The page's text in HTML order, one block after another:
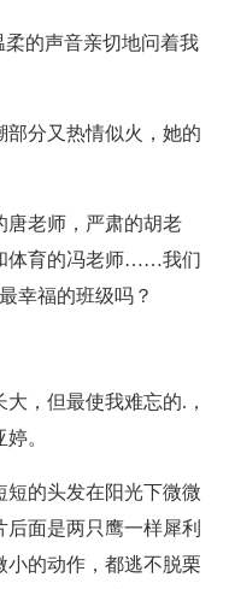
柔的声音亲切地问着我
部分又热情似火，她的
唐老师，严肃的胡老
体育的冯老师……我们
幸福的班级吗？
，但最使我难忘的.，
。
短的头发在阳光下微微
面是两只鹰一样犀利
小的动作，都逃不脱栗